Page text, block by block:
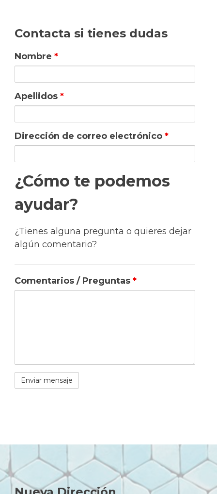
Contacta si tienes dudas
Nombre *
Apellidos *
Dirección de correo electrónico *
¿Cómo te podemos
ayudar?
¿Tienes alguna pregunta o quieres dejar
algún comentario?
Comentarios / Preguntas *